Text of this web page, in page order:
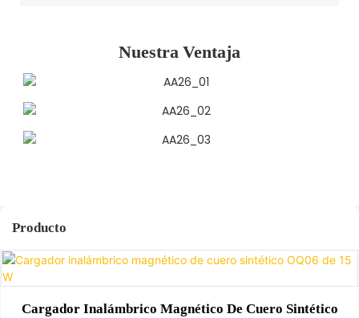
Nuestra Ventaja
Producto
Cargador Inalámbrico Magnético De Cuero Sintético